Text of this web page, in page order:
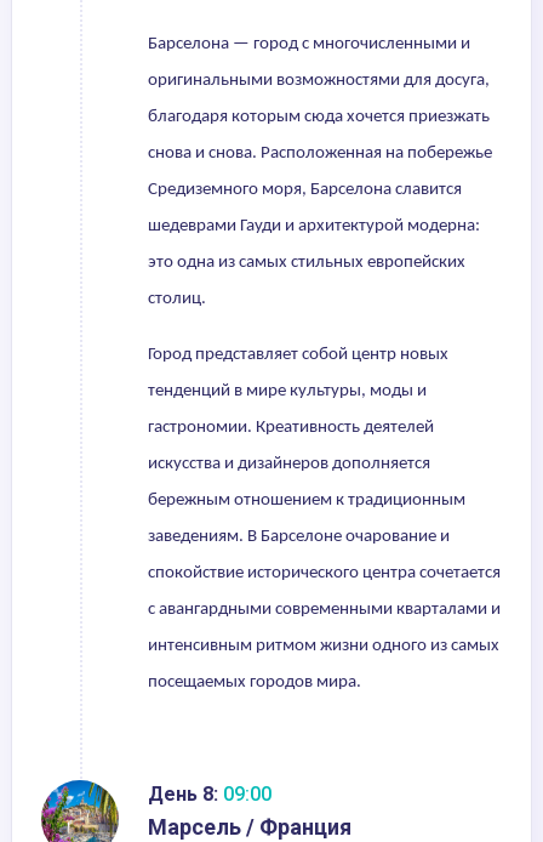
Барселона — город с многочисленными и
оригинальными возможностями для досуга,
благодаря которым сюда хочется приезжать
снова и снова. Расположенная на побережье
Средиземного моря, Барселона славится
шедеврами Гауди и архитектурой модерна:
это одна из самых стильных европейских
столиц.
Город представляет собой центр новых
тенденций в мире культуры, моды и
гастрономии. Креативность деятелей
искусства и дизайнеров дополняется
бережным отношением к традиционным
заведениям. В Барселоне очарование и
спокойствие исторического центра сочетается
с авангардными современными кварталами и
интенсивным ритмом жизни одного из самых
посещаемых городов мира.
День 8: 09:00
Марсель / Франция